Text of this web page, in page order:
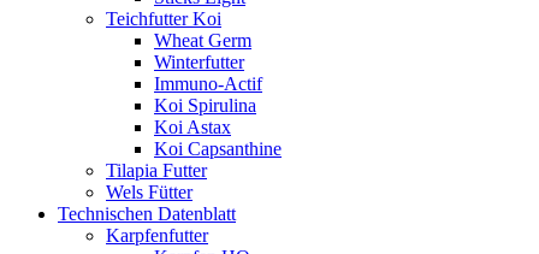
Teichfutter Koi
Wheat Germ
Winterfutter
Immuno-Actif
Koi Spirulina
Koi Astax
Koi Capsanthine
Tilapia Futter
Wels Fütter
Technischen Datenblatt
Karpfenfutter